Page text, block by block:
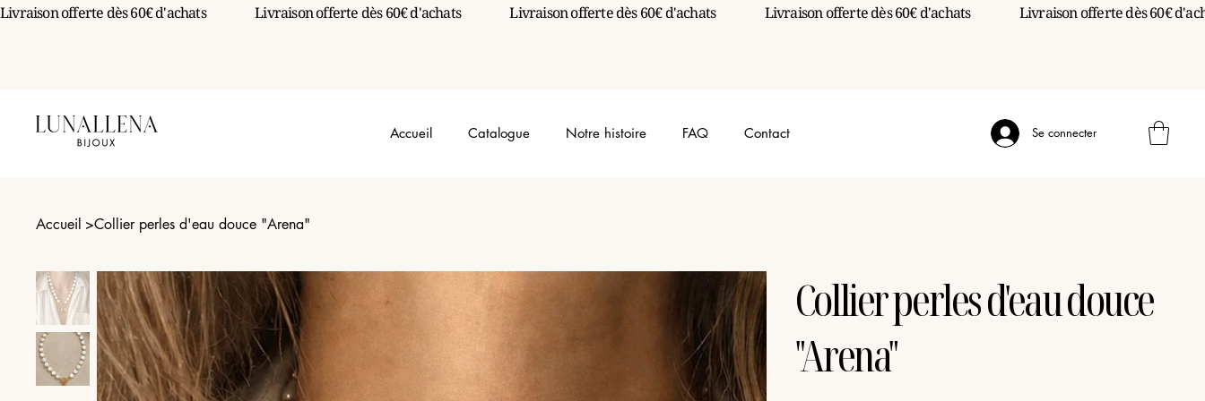
Accueil Catalogue Notre histoire FAQ Contact Se connecter
Accueil >Collier perles d'eau douce "Arena"
Collier perles d'eau douce
"Arena"
Livraison offerte dès 60€ d'achats